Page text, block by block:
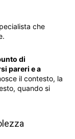
che
di
pareri e a
il contesto, la
quando si